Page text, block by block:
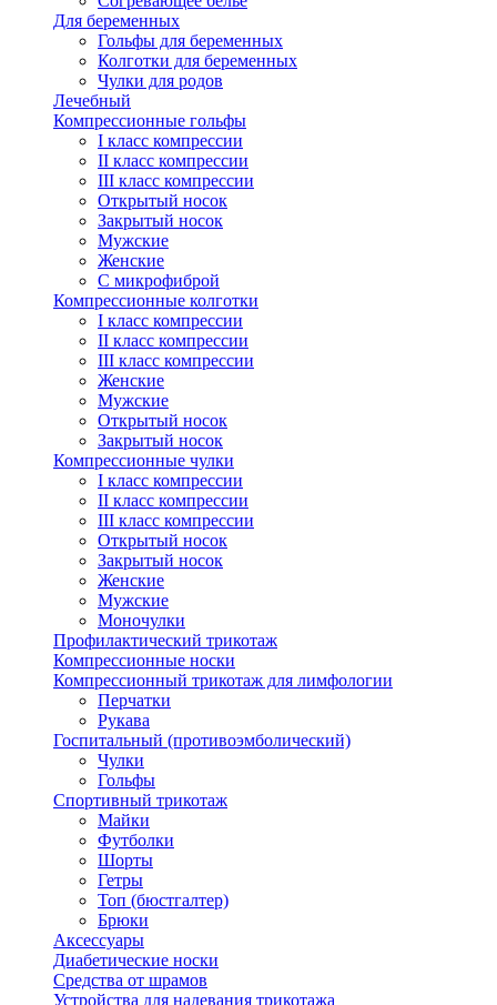
Для беременных
Гольфы для беременных
Колготки для беременных
Чулки для родов
Лечебный
Компрессионные гольфы
I класс компрессии
II класс компрессии
III класс компрессии
Открытый носок
Закрытый носок
Мужские
Женские
С микрофиброй
Компрессионные колготки
I класс компрессии
II класс компрессии
III класс компрессии
Женские
Мужские
Открытый носок
Закрытый носок
Компрессионные чулки
I класс компрессии
II класс компрессии
III класс компрессии
Открытый носок
Закрытый носок
Женские
Мужские
Моночулки
Профилактический трикотаж
Компрессионные носки
Компрессионный трикотаж для лимфологии
Перчатки
Рукава
Госпитальный (противоэмболический)
Чулки
Гольфы
Спортивный трикотаж
Майки
Футболки
Шорты
Гетры
Топ (бюстгалтер)
Брюки
Аксессуары
Диабетические носки
Средства от шрамов
Устройства для надевания трикотажа